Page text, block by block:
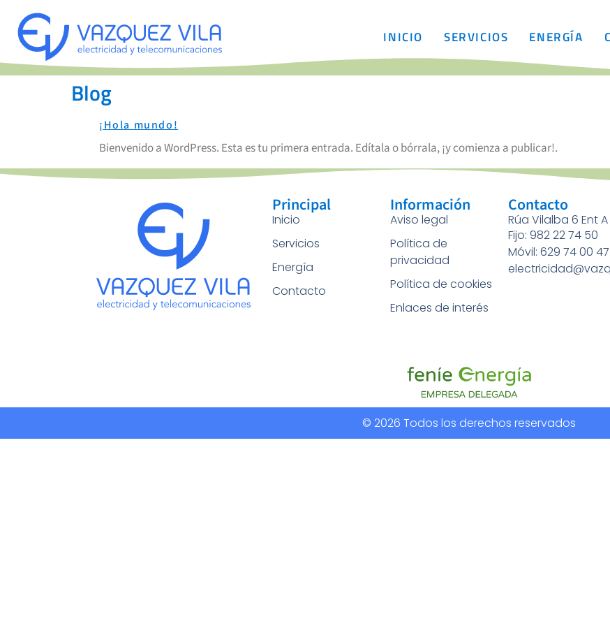
INICIO SERVICIOS ENERGÍA
Blog
¡Hola mundo!
Bienvenido a WordPress. Esta es tu primera entrada. Edítala o bórrala, ¡y comienza a publicar!.
Principal
Inicio
Servicios
Energía
Contacto
Información
Aviso legal
Política de
privacidad
Política de cookies
Enlaces de interés
Contacto
Rúa Vilalba 6 Ent A
Fijo: 982 22 74 50
Móvil: 629 74 00 47
© 2026 Todos los derechos reservados